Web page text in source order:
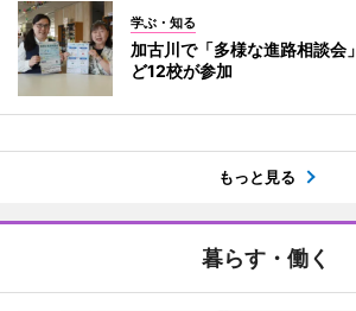
学ぶ・知る
加古川で「多様な進路相談
ど12校が参加
もっと見る
暮らす・働く